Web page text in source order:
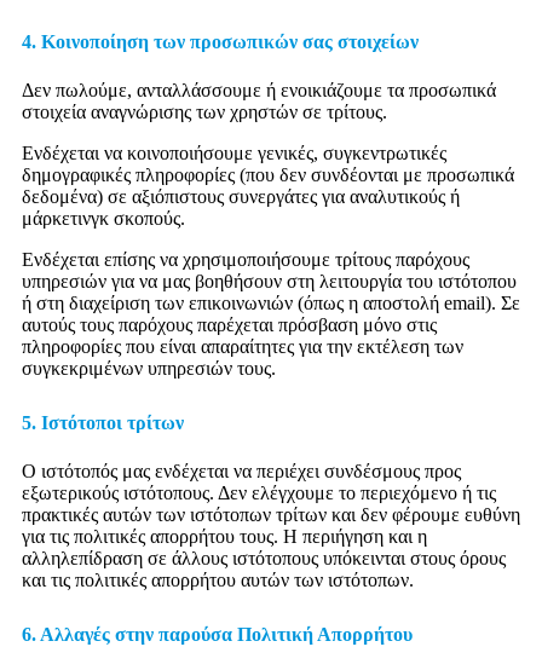
4. Κοινοποίηση των προσωπικών σας στοιχείων
Δεν πωλούμε, ανταλλάσσουμε ή ενοικιάζουμε τα προσωπικά
στοιχεία αναγνώρισης των χρηστών σε τρίτους.
Ενδέχεται να κοινοποιήσουμε γενικές, συγκεντρωτικές
δημογραφικές πληροφορίες (που δεν συνδέονται με προσωπικά
δεδομένα) σε αξιόπιστους συνεργάτες για αναλυτικούς ή
μάρκετινγκ σκοπούς.
Ενδέχεται επίσης να χρησιμοποιήσουμε τρίτους παρόχους
υπηρεσιών για να μας βοηθήσουν στη λειτουργία του ιστότοπου
ή στη διαχείριση των επικοινωνιών (όπως η αποστολή email). Σε
αυτούς τους παρόχους παρέχεται πρόσβαση μόνο στις
πληροφορίες που είναι απαραίτητες για την εκτέλεση των
συγκεκριμένων υπηρεσιών τους.
5. Ιστότοποι τρίτων
Ο ιστότοπός μας ενδέχεται να περιέχει συνδέσμους προς
εξωτερικούς ιστότοπους. Δεν ελέγχουμε το περιεχόμενο ή τις
πρακτικές αυτών των ιστότοπων τρίτων και δεν φέρουμε ευθύνη
για τις πολιτικές απορρήτου τους. Η περιήγηση και η
αλληλεπίδραση σε άλλους ιστότοπους υπόκεινται στους όρους
και τις πολιτικές απορρήτου αυτών των ιστότοπων.
6. Αλλαγές στην παρούσα Πολιτική Απορρήτου